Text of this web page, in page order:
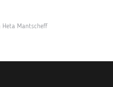
Heta Mantscheff